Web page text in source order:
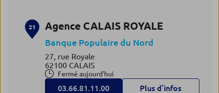
21 Agence CALAIS ROYALE
Banque Populaire du Nord
27, rue Royale
62100 CALAIS
Fermé aujourd'hui
03.66.81.11.00 Plus d’infos